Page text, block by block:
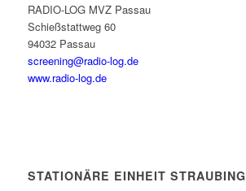
RADIO-LOG MVZ Passau
Schießstattweg 60
94032 Passau
screening@radio-log.de
www.radio-log.de
STATIONÄRE EINHEIT STRAUBING